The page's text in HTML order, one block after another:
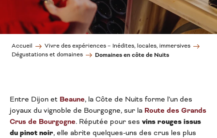
Accueil
Vivre des expériences – Inédites, locales, immersives
Dégustations et domaines
Domaines en côte de Nuits
Entre Dijon et Beaune, la Côte de Nuits forme l’un des
joyaux du vignoble de Bourgogne, sur la Route des Grands
Crus de Bourgogne. Réputée pour ses vins rouges issus
du pinot noir, elle abrite quelques-uns des crus les plus